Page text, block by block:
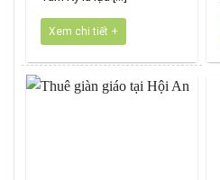
Xem chi tiết +